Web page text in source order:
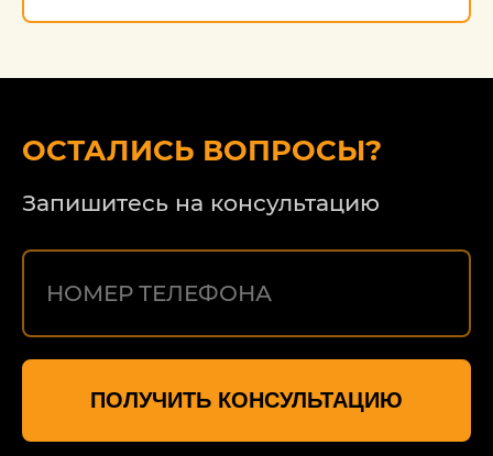
ОСТАЛИСЬ ВОПРОСЫ?
Запишитесь на консультацию
ПОЛУЧИТЬ КОНСУЛЬТАЦИЮ